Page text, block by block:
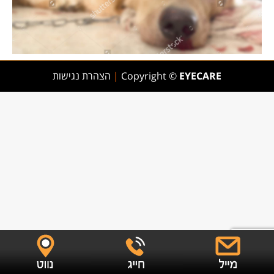
Copyright © EYECARE
| הצהרת נגישות